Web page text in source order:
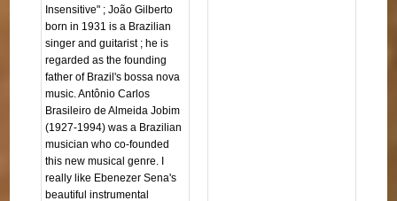
Insensitive" ; João Gilberto
born in 1931 is a Brazilian
singer and guitarist ; he is
regarded as the founding
father of Brazil's bossa nova
music. Antônio Carlos
Brasileiro de Almeida Jobim
(1927-1994) was a Brazilian
musician who co-founded
this new musical genre. I
really like Ebenezer Sena's
beautiful instrumental